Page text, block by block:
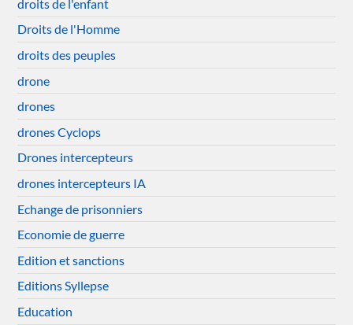
droits de l'enfant
Droits de l'Homme
droits des peuples
drone
drones
drones Cyclops
Drones intercepteurs
drones intercepteurs IA
Echange de prisonniers
Economie de guerre
Edition et sanctions
Editions Syllepse
Education